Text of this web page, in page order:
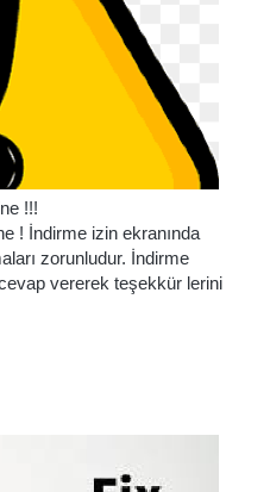
!!!
! İndirme izin ekranında
zorunludur. İndirme
vererek teşekkür lerini